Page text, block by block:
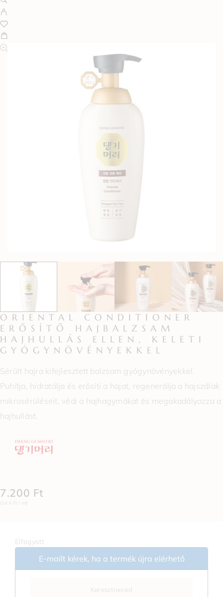
ORIENTAL CONDITIONER
ERŐSÍTŐ HAJBALZSAM
HAJHULLÁS ELLEN, KELETI
GYÓGYNÖVÉNYEKKEL
Sérült hajra kifejlesztett balzsam gyógynövényekkel.
Puhítja, hidratálja és erősíti a hajat, regenerálja a hajszálak
mikrosérüléseit, védi a hajhagymákat és megakadályozza a
hajhullást.
7.200 Ft
(14,4 Ft / ml)
Elfogyott
E-mailt kérek, ha a termék újra elérhető